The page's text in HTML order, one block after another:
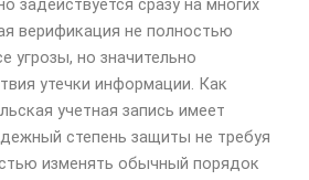
задействуется сразу на многих
верификация не полностью
угрозы, но значительно
утечки информации. Как
учетная запись имеет
степень защиты не требуя
изменять обычный порядок